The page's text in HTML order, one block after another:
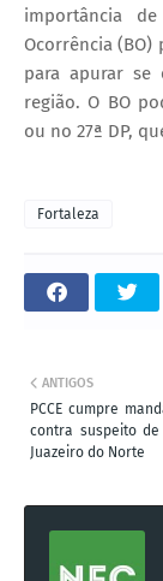
importância
Ocorrência (BO)
para apurar
região. O BO
ou no 27ª DP,
Fortaleza
ANTIGOS
PCCE cumpre
contra suspeito
Juazeiro do Norte